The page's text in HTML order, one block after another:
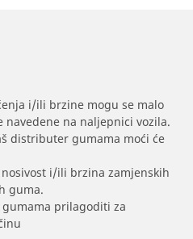
i/ili brzine mogu se malo
navedene na naljepnici vozila.
distributer gumama moći će
nosivost i/ili brzina zamjenskih
guma.
prilagoditi za